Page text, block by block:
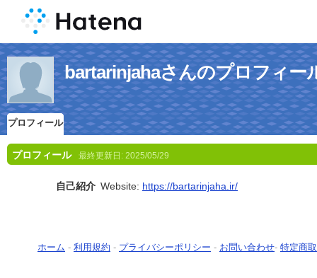
bartarinjahaさんのプロフィー
プロフィール
プロフィール 最終更新日: 2025/05/29
自己紹介 Website: https://bartarinjaha.ir/
ホーム - 利用規約 - プライバシーポリシー - お問い合わせ- 特定商